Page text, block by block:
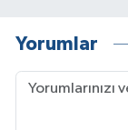
Yorumlar